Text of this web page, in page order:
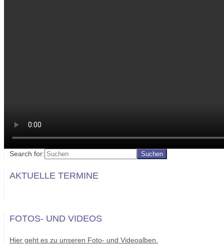
Search for:
AKTUELLE TERMINE
FOTOS- UND VIDEOS
Hier geht es zu unseren Foto- und Videoalben.